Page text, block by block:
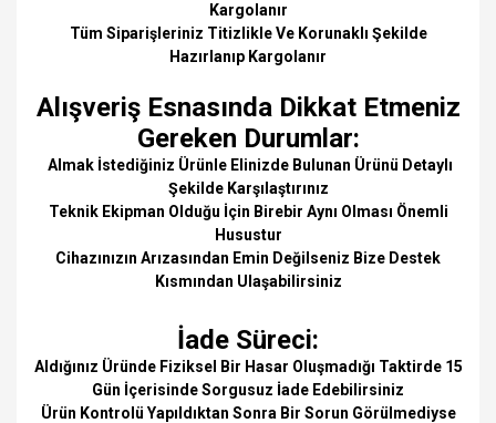
Kargolanır
Tüm Siparişleriniz Titizlikle Ve Korunaklı Şekilde
Hazırlanıp Kargolanır
Alışveriş Esnasında Dikkat Etmeniz
Gereken Durumlar:
Almak İstediğiniz Ürünle Elinizde Bulunan Ürünü Detaylı
Şekilde Karşılaştırınız
Teknik Ekipman Olduğu İçin Birebir Aynı Olması Önemli
Husustur
Cihazınızın Arızasından Emin Değilseniz Bize Destek
Kısmından Ulaşabilirsiniz
İade Süreci:
Aldığınız Üründe Fiziksel Bir Hasar Oluşmadığı Taktirde 15
Gün İçerisinde Sorgusuz İade Edebilirsiniz
Ürün Kontrolü Yapıldıktan Sonra Bir Sorun Görülmediyse